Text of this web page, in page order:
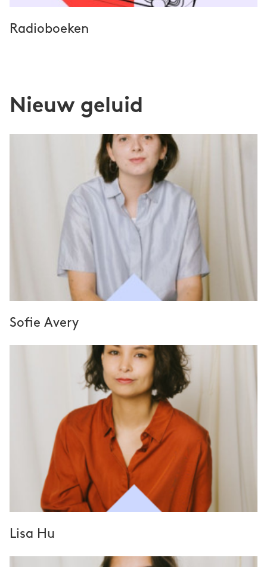
Radioboeken
Nieuw geluid
Sofie Avery
Lisa Hu